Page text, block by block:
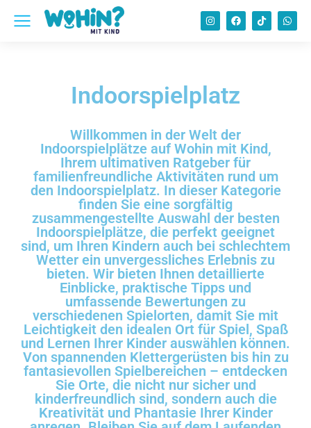
Indoorspielplatz
Willkommen in der Welt der
Indoorspielplätze auf Wohin mit Kind,
Ihrem ultimativen Ratgeber für
familienfreundliche Aktivitäten rund um
den Indoorspielplatz. In dieser Kategorie
finden Sie eine sorgfältig
zusammengestellte Auswahl der besten
Indoorspielplätze, die perfekt geeignet
sind, um Ihren Kindern auch bei schlechtem
Wetter ein unvergessliches Erlebnis zu
bieten. Wir bieten Ihnen detaillierte
Einblicke, praktische Tipps und
umfassende Bewertungen zu
verschiedenen Spielorten, damit Sie mit
Leichtigkeit den idealen Ort für Spiel, Spaß
und Lernen Ihrer Kinder auswählen können.
Von spannenden Klettergerüsten bis hin zu
fantasievollen Spielbereichen – entdecken
Sie Orte, die nicht nur sicher und
kinderfreundlich sind, sondern auch die
Kreativität und Phantasie Ihrer Kinder